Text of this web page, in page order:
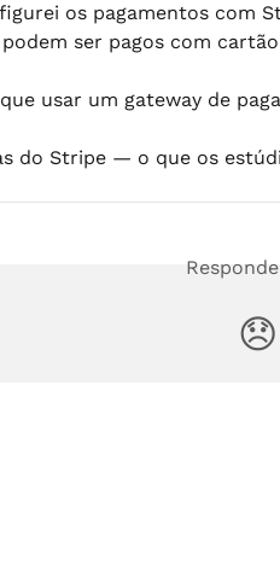
os pagamentos com
ser pagos com
usar um gateway de
do Stripe — o que os
😞